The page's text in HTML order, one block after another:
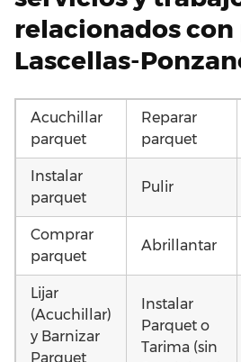
relacionados
Lascellas-
Acuchillar
parquet
Reparar
parquet
Instalar
parquet
Pulir
Comprar
parquet
Abrillantar
Lijar
(Acuchillar)
y Barnizar
Parquet
Instalar
Parquet o
Tarima (sin